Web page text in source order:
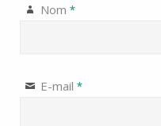
Nom *
E-mail *